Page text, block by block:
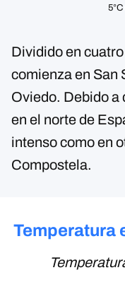
Dividido en
comienza en San
Oviedo. Debido a
en el norte de
intenso como en
Compostela.
Temperatura